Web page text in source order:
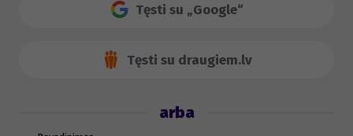
Tęsti su „Google“
Tęsti su draugiem.lv
arba